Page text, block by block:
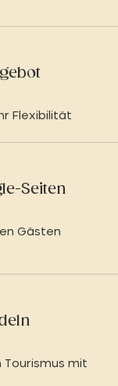
Flexibilität
Seiten
Gästen
Tourismus mit